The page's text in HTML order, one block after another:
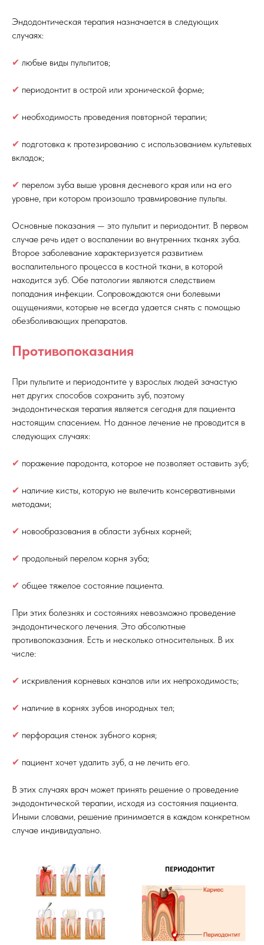
Эндодонтическая терапия назначается в следующих
случаях:
✔ любые виды пульпитов;
✔ периодонтит в острой или хронической форме;
✔ необходимость проведения повторной терапии;
✔ подготовка к протезированию с использованием культевых
вкладок;
✔ перелом зуба выше уровня десневого края или на его
уровне, при котором произошло травмирование пульпы.
Основные показания — это пульпит и периодонтит. В первом
случае речь идет о воспалении во внутренних тканях зуба.
Второе заболевание характеризуется развитием
воспалительного процесса в костной ткани, в которой
находится зуб. Обе патологии являются следствием
попадания инфекции. Сопровождаются они болевыми
ощущениями, которые не всегда удается снять с помощью
обезболивающих препаратов.
Противопоказания
При пульпите и периодонтите у взрослых людей зачастую
нет других способов сохранить зуб, поэтому
эндодонтическая терапия является сегодня для пациента
настоящим спасением. Но данное лечение не проводится в
следующих случаях:
✔ поражение пародонта, которое не позволяет оставить зуб;
✔ наличие кисты, которую не вылечить консервативными
методами;
✔ новообразования в области зубных корней;
✔ продольный перелом корня зуба;
✔ общее тяжелое состояние пациента.
При этих болезнях и состояниях невозможно проведение
эндодонтического лечения. Это абсолютные
противопоказания. Есть и несколько относительных. В их
числе:
✔ искривления корневых каналов или их непроходимость;
✔ наличие в корнях зубов инородных тел;
✔ перфорация стенок зубного корня;
✔ пациент хочет удалить зуб, а не лечить его.
В этих случаях врач может принять решение о проведение
эндодонтической терапии, исходя из состояния пациента.
Иными словами, решение принимается в каждом конкретном
случае индивидуально.